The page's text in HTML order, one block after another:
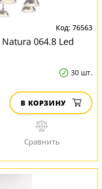
76563
064.8 Led
30 шт.
В КОРЗИНУ